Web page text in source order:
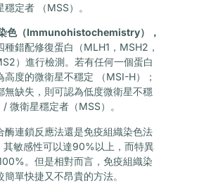
穩定者 （MSS）。
色（Immunohistochemistry），
種錯配修復蛋白（MLH1，MSH2，
）進行檢測。若有任何一個蛋白
高度的微衛星不穩定 （MSI-H）；
無缺失，則可認為低度微衛星不穩
微衛星穩定者（MSS）。
酶連鎖反應法還是免疫組織染色法
其敏感性可以達90%以上，而特異
。但是相對而言，免疫組織染
單快捷又不昂貴的方法。